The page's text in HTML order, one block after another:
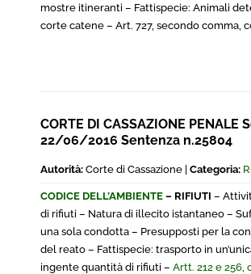
mostre itineranti – Fattispecie: Animali
corte catene – Art. 727, secondo comma,
CORTE DI CASSAZIONE PENALE
22/06/2016 Sentenza n.25804
Autorità: Corte di Cassazione | Categoria:
CODICE DELL’AMBIENTE – RIFIUTI –
di rifiuti – Natura di illecito istantaneo –
una sola condotta – Presupposti per la
del reato – Fattispecie: trasporto in
ingente quantità di rifiuti – Artt. 212 e 256,